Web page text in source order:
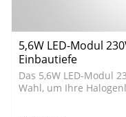
5,6W LED-Modul
Einbautiefe
Das 5,6W LED-Modul
Wahl, um Ihre